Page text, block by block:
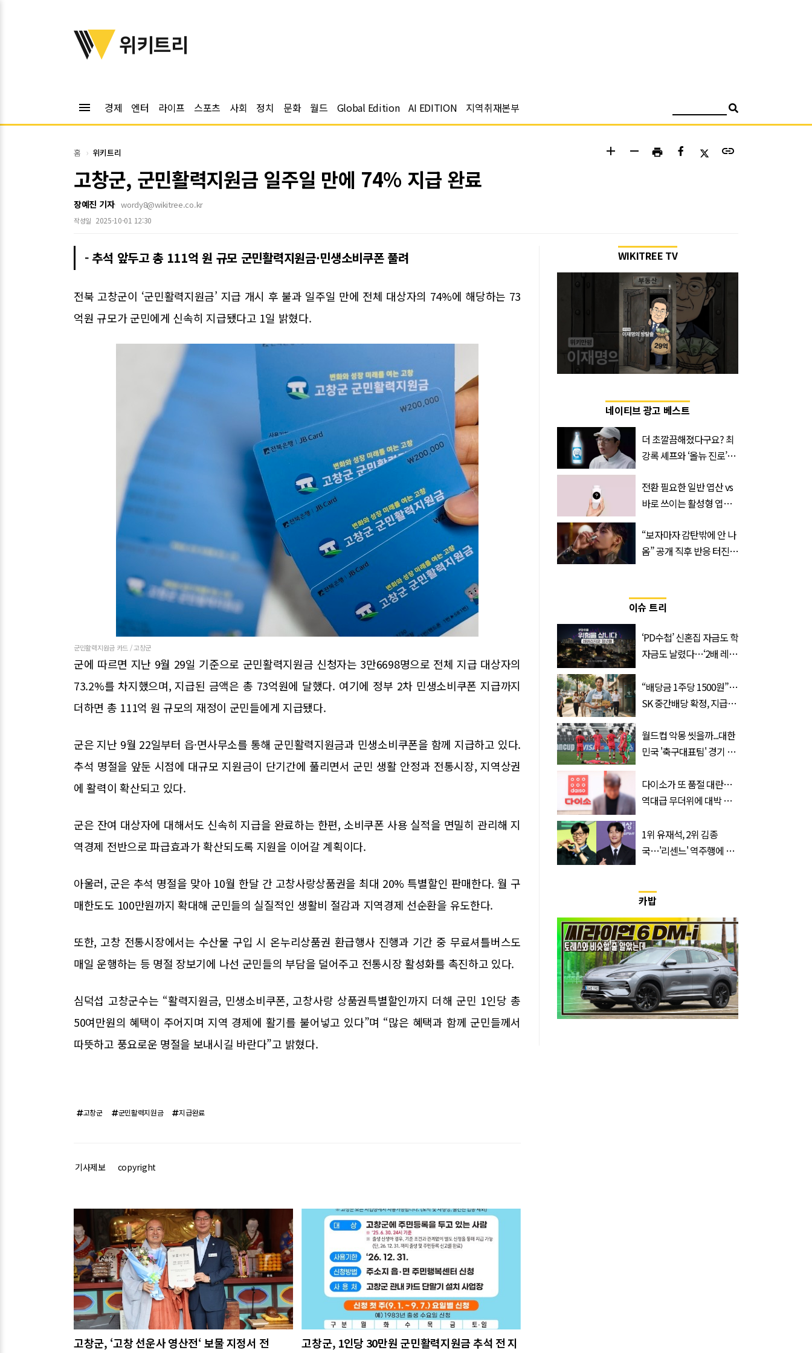
위키트리
위키트리
menu 경제 엔터 라이프 스포츠 사회 정치 문화 월드 Global Edition AI EDITION 지역취재본부
홈 위키트리 add remove print link
고창군, 군민활력지원금 일주일 만에 74% 지급 완료
장예진 기자 wordy8@wikitree.co.kr
작성일 2025-10-01 12:30
- 추석 앞두고 총 111억 원 규모 군민활력지원금·민생소비쿠폰 풀려
전북 고창군이 ‘군민활력지원금’ 지급 개시 후 불과 일주일 만에 전체 대상자의 74%에 해당하는 73
억원 규모가 군민에게 신속히 지급됐다고 1일 밝혔다.
군민활력지원금 카드 / 고창군
군에 따르면 지난 9월 29일 기준으로 군민활력지원금 신청자는 3만6698명으로 전체 지급 대상자의
73.2%를 차지했으며, 지급된 금액은 총 73억원에 달했다. 여기에 정부 2차 민생소비쿠폰 지급까지
더하면 총 111억 원 규모의 재정이 군민들에게 지급됐다.
군은 지난 9월 22일부터 읍·면사무소를 통해 군민활력지원금과 민생소비쿠폰을 함께 지급하고 있다.
추석 명절을 앞둔 시점에 대규모 지원금이 단기간에 풀리면서 군민 생활 안정과 전통시장, 지역상권
에 활력이 확산되고 있다.
군은 잔여 대상자에 대해서도 신속히 지급을 완료하는 한편, 소비쿠폰 사용 실적을 면밀히 관리해 지
역경제 전반으로 파급효과가 확산되도록 지원을 이어갈 계획이다.
아울러, 군은 추석 명절을 맞아 10월 한달 간 고창사랑상품권을 최대 20% 특별할인 판매한다. 월 구
매한도도 100만원까지 확대해 군민들의 실질적인 생활비 절감과 지역경제 선순환을 유도한다.
또한, 고창 전통시장에서는 수산물 구입 시 온누리상품권 환급행사 진행과 기간 중 무료셔틀버스도
매일 운행하는 등 명절 장보기에 나선 군민들의 부담을 덜어주고 전통시장 활성화를 촉진하고 있다.
심덕섭 고창군수는 “활력지원금, 민생소비쿠폰, 고창사랑 상품권특별할인까지 더해 군민 1인당 총
50여만원의 혜택이 주어지며 지역 경제에 활기를 불어넣고 있다”며 “많은 혜택과 함께 군민들께서
따뜻하고 풍요로운 명절을 보내시길 바란다”고 밝혔다.
고창군 군민활력지원금 지급완료
기사제보 copyright
관련기사
고창군, ‘고창 선운사 영산전‘ 보물 지정서 전
고창군, 1인당 30만원 군민활력지원금 추석 전 지
WIKITREE TV
네이티브 광고 베스트
더 초깔끔해졌다구요? 최
강록 셰프와 ‘올뉴 진로’의
전환 필요한 일반 엽산 vs
바로 쓰이는 활성형 엽
‘Quatrefolic®’ 주목
“보자마자 감탄밖에 안 나
옴” 공개 직후 반응 터진
이슈 트리
‘PD수첩’ 신혼집 자금도 학
자금도 날렸다…‘2배 레버
“배당금 1주당 1500원”…
SK 중간배당 확정, 지급일
월드컵 악몽 씻을까...대한
민국 '축구대표팀' 경기 확
다이소가 또 품절 대란…
역대급 무더위에 대박 난
1위 유재석, 2위 김종
국…'리센느' 역주행에 덩
카밥